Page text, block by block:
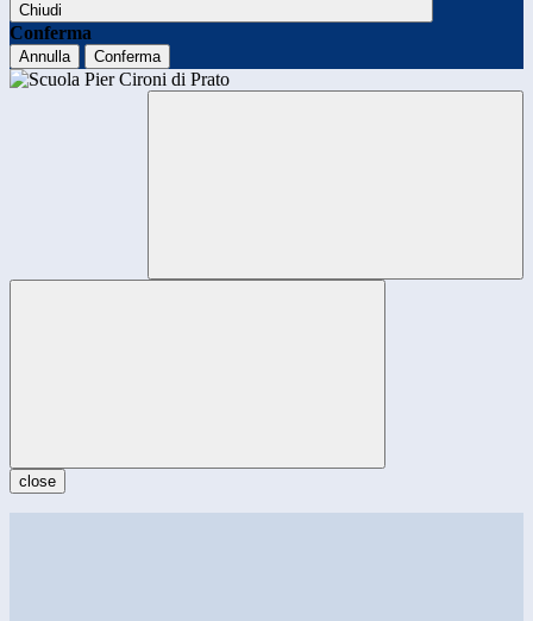
Chiudi
Conferma
Annulla Conferma
close